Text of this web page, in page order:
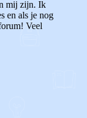
mij zijn. Ik
en als je nog
Veel